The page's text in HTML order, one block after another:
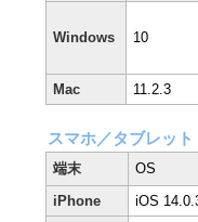
Windows 10
Mac
11.2.3
スマホ／タブレット
端末 OS
iPhone
iOS